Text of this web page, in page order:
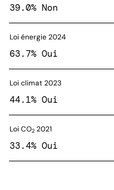
39.0% Non
Loi énergie 2024
63.7% Oui
Loi climat 2023
44.1% Oui
Loi CO2 2021
33.4% Oui